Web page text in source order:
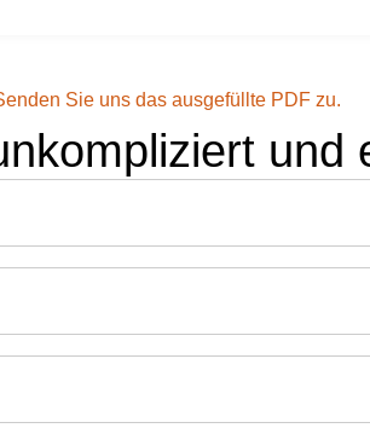
Sie uns das ausgefüllte PDF zu.
und